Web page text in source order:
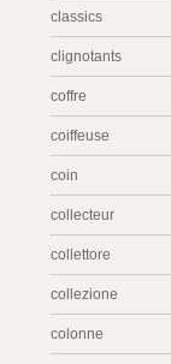
classics
clignotants
coffre
coiffeuse
coin
collecteur
collettore
collezione
colonne